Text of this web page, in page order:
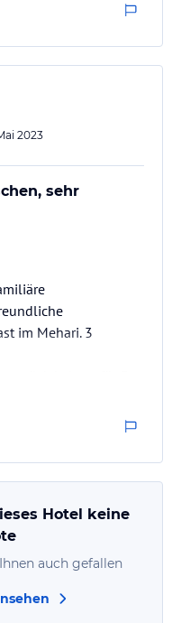
2023
sehr
im Mehari. 3
Hotel keine
auch gefallen